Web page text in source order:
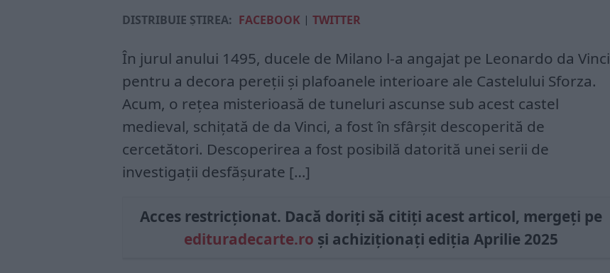
DISTRIBUIE ȘTIREA: FACEBOOK | TWITTER
În jurul anului 1495, du­cele de Milano l-a an­gajat pe Leonardo da Vinci
pentru a decora pereții și plafoanele in­terioare ale Castelului Sforza.
Acum, o rețea misterioasă de tuneluri ascunse sub acest castel
medieval, schițată de da Vinci, a fost în sfârșit descoperită de
cercetători. Descoperirea a fost posibi­lă datorită unei serii de
investigații desfășurate […]
Acces restricționat. Dacă doriți să citiți acest articol, mergeți pe
edituradecarte.ro și achiziționați ediția Aprilie 2025